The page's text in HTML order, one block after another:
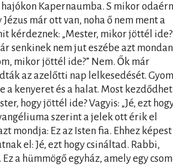
Kapernaumba. S mikor
már ott van, noha ő nem ment a
kérdeznek: „Mester, mikor jöttél
senkinek nem jut eszébe azt
mikor jöttél ide?” Nem. Ők már
az azelőtti nap lelkesedését.
a kenyeret és a halat. Most kezdődhet
hogy jöttél ide? Vagyis: „Jé, ezt
szerint a jelek ott érik el
mondja: Ez az Isten fia. Ehhez
el: Jé, ezt hogy csináltad. Rabbi,
a hümmögő egyház, amely egy